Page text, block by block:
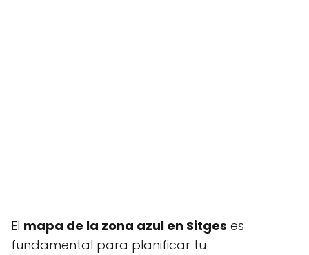
El mapa de la zona azul en Sitges es
fundamental para planificar tu